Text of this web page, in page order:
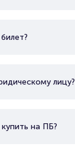
лицу?
на ПБ?